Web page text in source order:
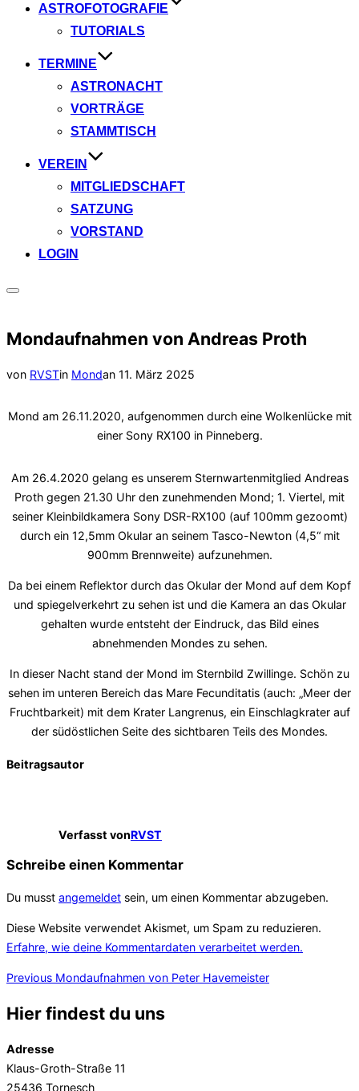
ASTROFOTOGRAFIE
TUTORIALS
TERMINE
ASTRONACHT
VORTRÄGE
STAMMTISCH
VEREIN
MITGLIEDSCHAFT
SATZUNG
VORSTAND
LOGIN
Seitenleiste
umschalten
Mondaufnahmen von Andreas Proth
von RVSTin Mondan Veröffentlicht
11. März 2025
Mond am 26.11.2020, aufgenommen durch eine Wolkenlücke mit
einer Sony RX100 in Pinneberg.
Am 26.4.2020 gelang es unserem Sternwartenmitglied Andreas
Proth gegen 21.30 Uhr den zunehmenden Mond; 1. Viertel, mit
seiner Kleinbildkamera Sony DSR-RX100 (auf 100mm gezoomt)
durch ein 12,5mm Okular an seinem Tasco-Newton (4,5“ mit
900mm Brennweite) aufzunehmen.
Da bei einem Reflektor durch das Okular der Mond auf dem Kopf
und spiegelverkehrt zu sehen ist und die Kamera an das Okular
gehalten wurde entsteht der Eindruck, das Bild eines
abnehmenden Mondes zu sehen.
In dieser Nacht stand der Mond im Sternbild Zwillinge. Schön zu
sehen im unteren Bereich das Mare Fecunditatis (auch: „Meer der
Fruchtbarkeit) mit dem Krater Langrenus, ein Einschlagkrater auf
der südöstlichen Seite des sichtbaren Teils des Mondes.
Beitragsautor
Verfasst vonRVST
Schreibe einen Kommentar
Du musst angemeldet sein, um einen Kommentar abzugeben.
Diese Website verwendet Akismet, um Spam zu reduzieren.
Erfahre, wie deine Kommentardaten verarbeitet werden.
Beitragsnavigation
Previous
Previous Mondaufnahmen von Peter Havemeister
Hier findest du uns
Adresse
Klaus-Groth-Straße 11
25436 Tornesch